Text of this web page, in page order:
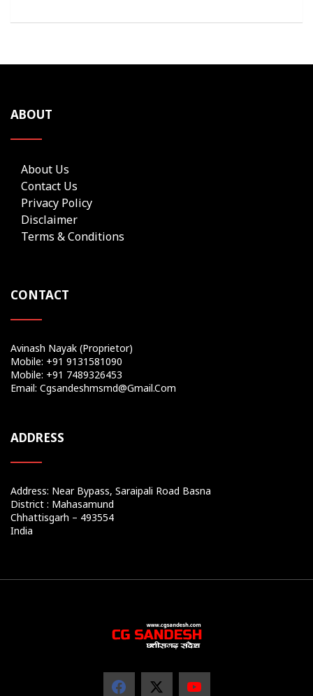
ABOUT
About Us
Contact Us
Privacy Policy
Disclaimer
Terms & Conditions
CONTACT
Avinash Nayak (Proprietor)
Mobile: +91 9131581090
Mobile: +91 7489326453
Email: Cgsandeshmsmd@gmail.com
ADDRESS
Address: Near Bypass, Saraipali Road Basna
District : Mahasamund
Chhattisgarh – 493554
India